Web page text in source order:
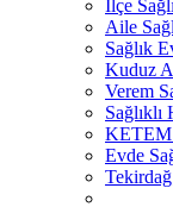
İlçe
Aile
Sağlık
Kuduz
Verem
KETEM
Evde
Tekirdağ